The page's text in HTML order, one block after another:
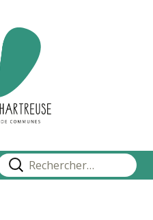
Rechercher :